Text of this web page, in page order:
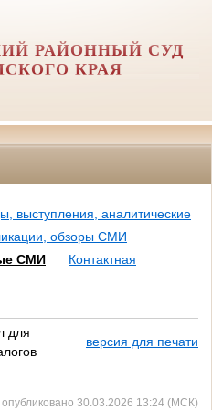
РАЙОННЫЙ СУД
КРАЯ
выступления, аналитические
обзоры СМИ
СМИ
Контактная
для
версия для печати
опубликовано 30.03.2026 13:24 (МСК)